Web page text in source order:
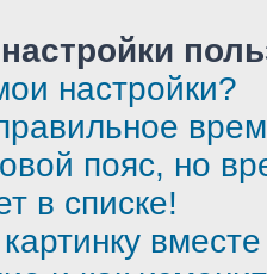
настройки?
пояс, но
в списке!